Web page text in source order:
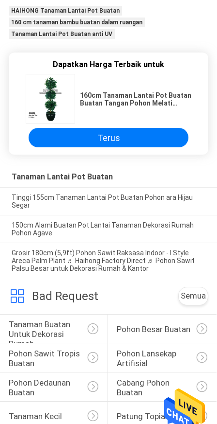
HAIHONG Tanaman Lantai Pot Buatan
160 cm tanaman bambu buatan dalam ruangan
Tanaman Lantai Pot Buatan anti UV
Dapatkan Harga Terbaik untuk
160cm Tanaman Lantai Pot Buatan
Buatan Tangan Pohon Melati
Terus
Tanaman Lantai Pot Buatan
Tinggi 155cm Tanaman Lantai Pot Buatan Pohon ara Hijau
Segar
150cm Alami Buatan Pot Lantai Tanaman Dekorasi Rumah
Pohon Agave
Grosir 180cm (5,9ft) Pohon Sawit Raksasa Indoor - I Style
Areca Palm Plant ♬ Haihong Factory Direct ♬ Pohon Sawit
Palsu Besar untuk Dekorasi Rumah & Kantor
Bad Request Semua
Tanaman Buatan
Untuk Dekorasi
Rumah
Pohon Besar Buatan
Pohon Sawit Tropis
Buatan
Pohon Lansekap
Artifisial
Pohon Dedaunan
Buatan
Cabang Pohon
Buatan
Tanaman Kecil Patung Topiary